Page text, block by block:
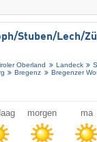
​Stuben/​Lech/​
Oberland Landeck
Bregenz Bregenzer
morgen ma